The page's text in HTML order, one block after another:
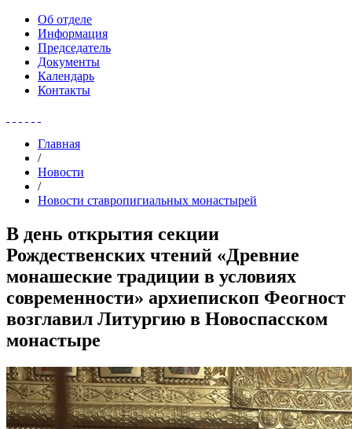
Об отделе
Информация
Председатель
Документы
Календарь
Контакты
Главная
/
Новости
/
Новости ставропигиальных монастырей
В день открытия секции
Рождественских чтений «Древние
монашеские традиции в условиях
современности» архиепископ Феогност
возглавил Литургию в Новоспасском
монастыре